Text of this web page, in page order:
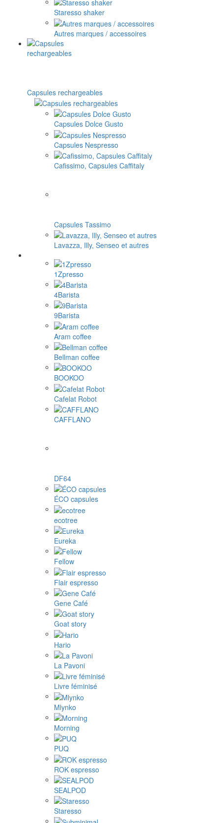
Staresso shaker
Autres marques / accessoires
Capsules rechargeables
Capsules Dolce Gusto
Capsules Nespresso
Cafissimo, Capsules Caffitaly
Capsules Tassimo
Lavazza, Illy, Senseo et autres
1Zpresso
4Barista
9Barista
Aram coffee
Bellman coffee
BOOKOO
Cafelat Robot
CAFFLANO
DF64
ÉCO capsules
ecotree
Eureka
Fellow
Flair espresso
Gene Café
Goat story
Hario
La Pavoni
Livre féminisé
Mlynko
Morning
PUQ
ROK espresso
SEALPOD
Staresso